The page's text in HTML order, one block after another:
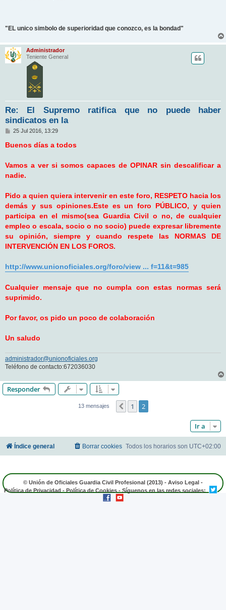
"EL unico simbolo de superioridad que conozco, es la bondad"
Administrador
Teniente General
Re: El Supremo ratifica que no puede haber
sindicatos en la
M
n
j
e
25 Jul 2016, 13:29
Buenos días a todos
Vamos a ver si somos capaces de OPINAR sin descalificar a
nadie.
Pido a quien quiera intervenir en este foro, RESPETO hacia los
demás y sus opiniones.Este es un foro PÚBLICO, y quien
participa en el mismo(sea Guardia Civil o no, de cualquier
empleo o escala, socio o no socio) puede expresar libremente
su opinión, siempre y cuando respete las NORMAS DE
INTERVENCIÓN EN LOS FOROS.
http://www.unionoficiales.org/foro/view ... f=11&t=985
Cualquier mensaje que no cumpla con estas normas será
suprimido.
Por favor, os pido un poco de colaboración
Un saludo
administrador@unionoficiales.org
Teléfono de contacto:672036030
Responder
13 mensajes Anterior
1 2
Ir a
Índice general Todos los horarios son UTC+02:00
Borrar cookies
© Unión de Oficiales Guardia Civil Profesional (2013) - Aviso Legal -
Política de Privacidad - Política de Cookies - Síguenos en las redes sociales: